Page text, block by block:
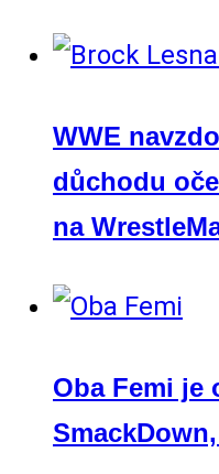
WWE
důchodu
na
Oba Femi je